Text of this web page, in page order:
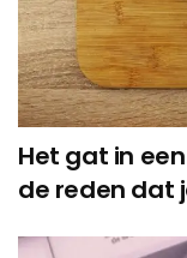
Het gat in
de reden dat